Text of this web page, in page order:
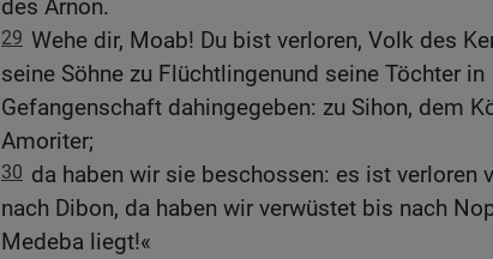
des Arnon.
29 Wehe dir, Moab! Du bist verloren, Volk des
seine Söhne zu Flüchtlingenund seine Töchter in
Gefangenschaft dahingegeben: zu Sihon, dem
Amoriter;
30 da haben wir sie beschossen: es ist verloren
nach Dibon, da haben wir verwüstet bis nach
Medeba liegt!«